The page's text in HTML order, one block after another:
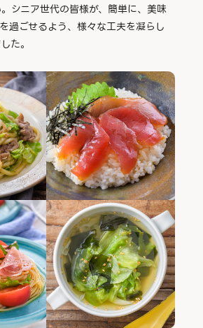
シニア世代の皆様が、簡単に、美味
過ごせるよう、様々な工夫を凝らし
た。